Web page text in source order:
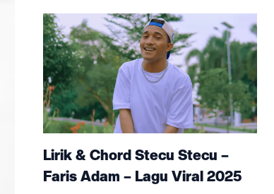
Lirik & Chord Stecu Stecu –
Faris Adam – Lagu Viral 2025